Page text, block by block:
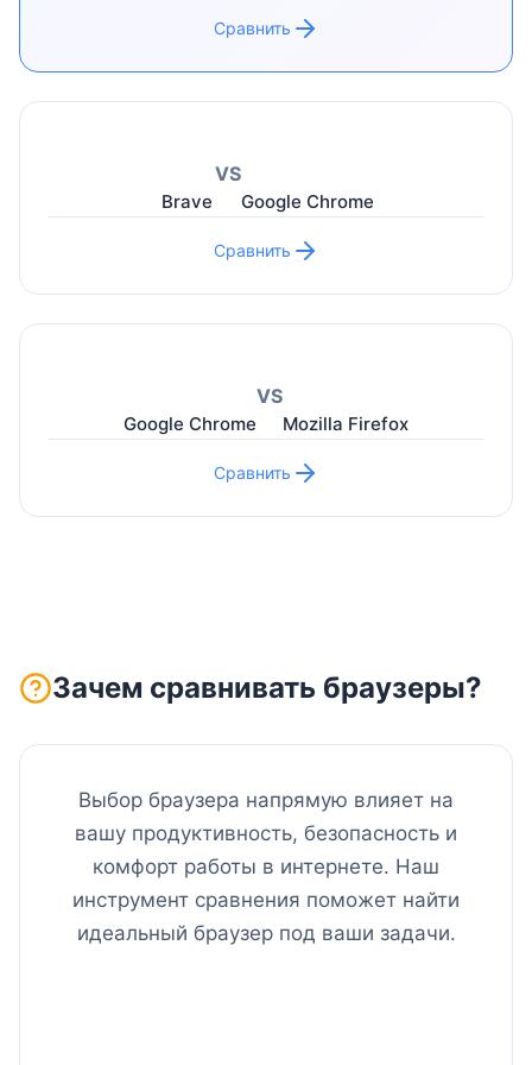
Сравнить
Brave
VS
Google Chrome
Сравнить
Google Chrome
VS
Mozilla Firefox
Сравнить
Зачем сравнивать браузеры?
Выбор браузера напрямую влияет на
вашу продуктивность, безопасность и
комфорт работы в интернете. Наш
инструмент сравнения поможет найти
идеальный браузер под ваши задачи.